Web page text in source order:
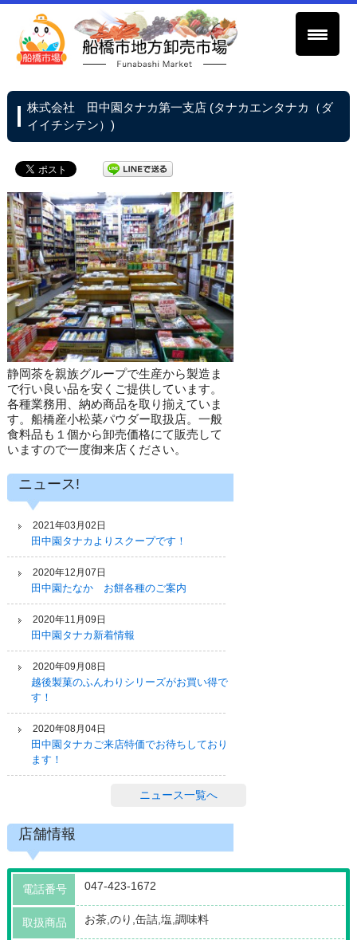
株式会社 田中園タナカ第一支店 (タナカエンタナカ（ダ
イイチシテン）)
静岡茶を親族グループで生産から製造ま
で行い良い品を安くご提供しています。
各種業務用、納め商品を取り揃えていま
す。船橋産小松菜パウダー取扱店。一般
食料品も１個から卸売価格にて販売して
いますので一度御来店ください。
ニュース!
2021年03月02日
田中園タナカよりスクープです！
2020年12月07日
田中園たなか お餅各種のご案内
2020年11月09日
田中園タナカ新着情報
2020年09月08日
越後製菓のふんわりシリーズがお買い得で
す！
2020年08月04日
田中園タナカご来店特価でお待ちしており
ます！
ニュース一覧へ
店舗情報
電話番号 047-423-1672
取扱商品 お茶,のり,缶詰,塩,調味料